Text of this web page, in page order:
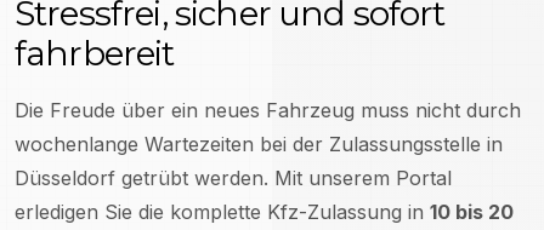
Stressfrei, sicher und sofort
fahrbereit
Die Freude über ein neues Fahrzeug muss nicht durch
wochenlange Wartezeiten bei der Zulassungsstelle in
Düsseldorf getrübt werden. Mit unserem Portal
erledigen Sie die komplette Kfz-Zulassung in 10 bis 20